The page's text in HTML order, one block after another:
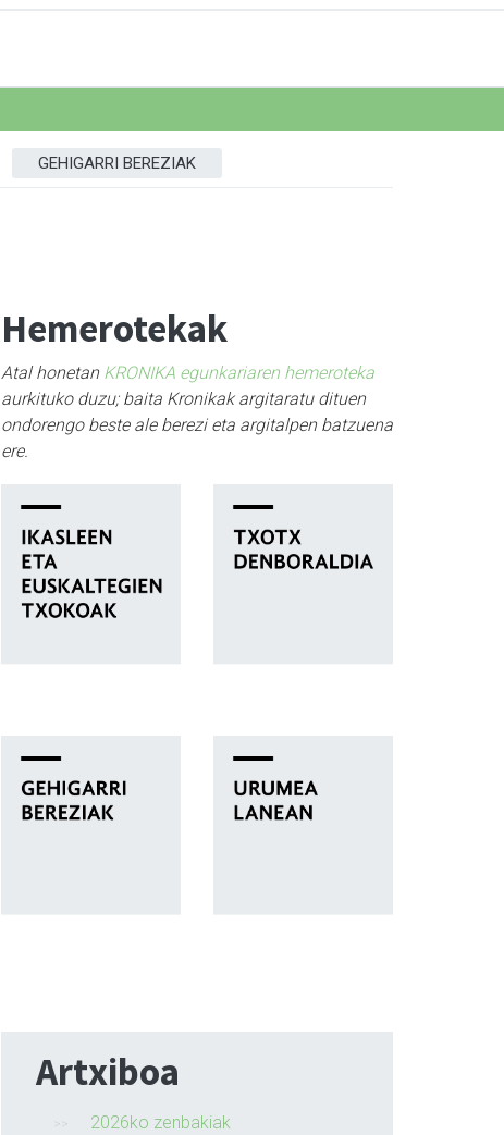
GEHIGARRI BEREZIAK
Hemerotekak
Atal honetan KRONIKA egunkariaren hemeroteka
aurkituko duzu; baita Kronikak argitaratu dituen
ondorengo beste ale berezi eta argitalpen batzuena
ere.
Artxiboa
2026ko zenbakiak